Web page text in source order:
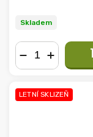
Skladem
LETNÍ SKLIZEŇ